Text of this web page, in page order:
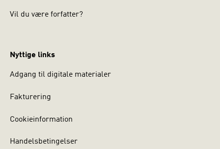
Vil du være forfatter?
Nyttige links
Adgang til digitale materialer
Fakturering
Cookieinformation
Handelsbetingelser